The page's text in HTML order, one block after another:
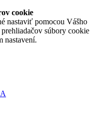
cookie
nastaviť pomocou Vášho
súbory cookie
nastavení.